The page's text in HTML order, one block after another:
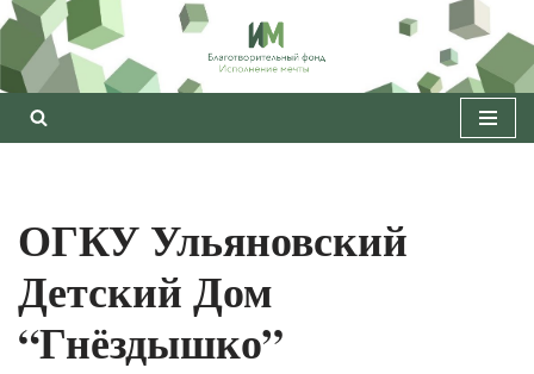
Перейти
к
содержимому
ОГКУ Ульяновский
Детский Дом
“Гнёздышко”